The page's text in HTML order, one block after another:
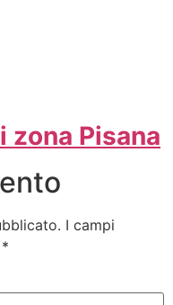
Pisana
I campi
*